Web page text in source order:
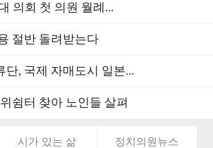
의회 첫 의원 월례...
절반 돌려받는다
단, 국제 자매도시 일본...
쉼터 찾아 노인들 살펴
시가 있는 삶 정치의원뉴스